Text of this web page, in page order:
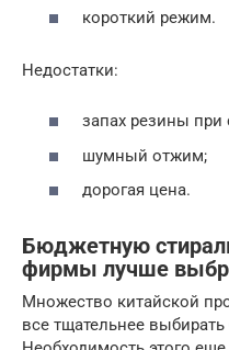
короткий режим.
Недостатки:
запах резины при
шумный отжим;
дорогая цена.
Бюджетную
фирмы лучше
Множество китайской
все тщательнее